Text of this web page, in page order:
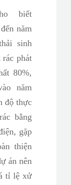
biết
năm
sinh
rác phát
80%,
năm
độ thực
bằng
gặp
thiện
án nên
tỉ lệ xử